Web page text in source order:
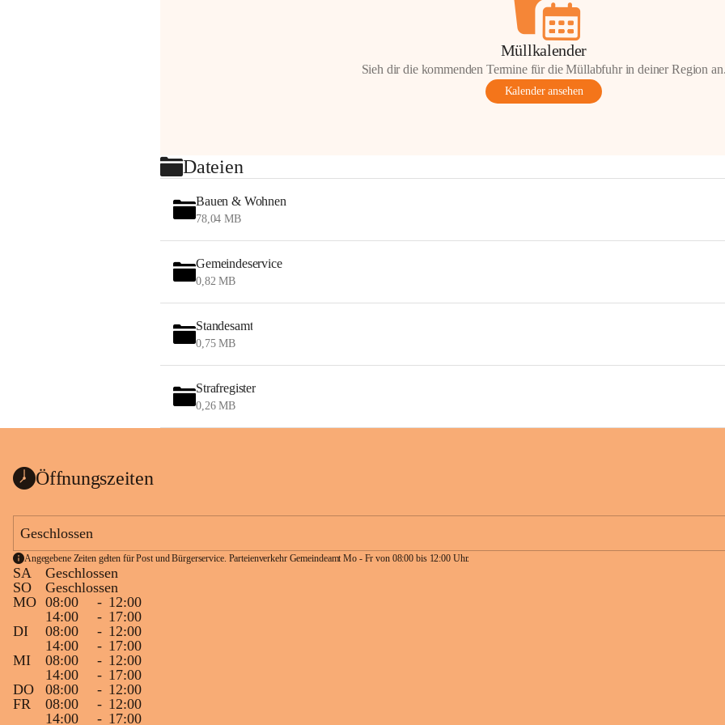
Müllkalender
Sieh dir die kommenden Termine für die Müllabfuhr in deiner Region
Kalender ansehen
Dateien
Bauen & Wohnen
78,04 MB
Gemeindeservice
0,82 MB
Standesamt
0,75 MB
Strafregister
0,26 MB
Öffnungszeiten
Geschlossen
Angegebene Zeiten gelten für Post und Bürgerservice. Parteienverkehr Gemeindeamt Mo - Fr von 08:00 bis 12:00 Uhr.
SA
Geschlossen
SO
Geschlossen
MO 08:00 - 12:00
14:00
- 17:00
DI
08:00 - 12:00
14:00
- 17:00
MI
08:00 - 12:00
14:00
- 17:00
DO
08:00 - 12:00
FR
08:00 - 12:00
14:00
- 17:00